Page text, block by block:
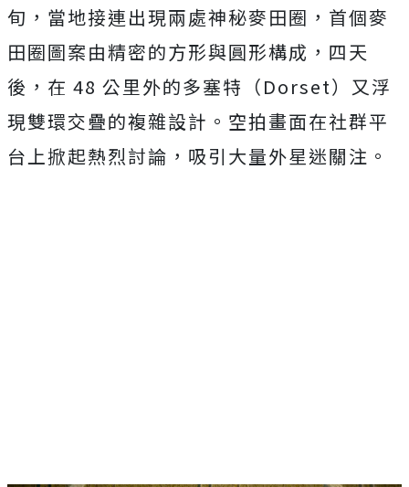
旬，當地接連出現兩處神秘麥田圈，首個麥
田圈圖案由精密的方形與圓形構成，四天
後，在 48 公里外的多塞特（Dorset）又浮
現雙環交疊的複雜設計。空拍畫面在社群平
台上掀起熱烈討論，吸引大量外星迷關注。